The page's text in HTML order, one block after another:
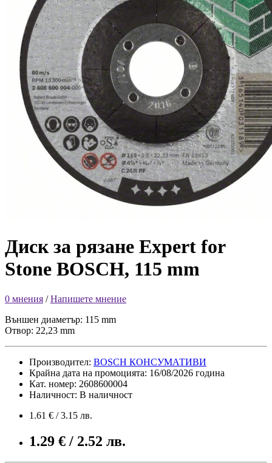
Диск за рязане Expert for
Stone BOSCH, 115 mm
0 мнения /Напишете мнение
Външен диаметър: 115 mm
Отвор: 22,23 mm
Производител: BOSCH КОНСУМАТИВИ
Крайна дата на промоцията: 16/08/2026 година
Кат. номер: 2608600004
Наличност: В наличност
1.61 € / 3.15 лв.
1.29 € / 2.52 лв.